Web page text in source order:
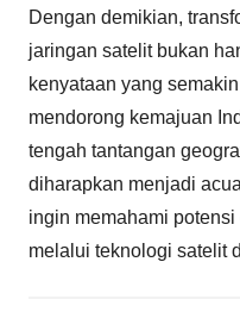
Dengan demikian,
jaringan satelit bukan
kenyataan yang
mendorong kemajuan
tengah tantangan
diharapkan menjadi
ingin memahami
melalui teknologi satelit